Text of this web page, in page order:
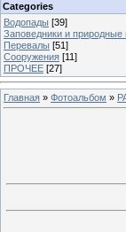
Categories
Водопады [39]
Заповедники и природные
Перевалы [51]
Сооружения [11]
ПРОЧЕЕ [27]
Главная » Фотоальбом »